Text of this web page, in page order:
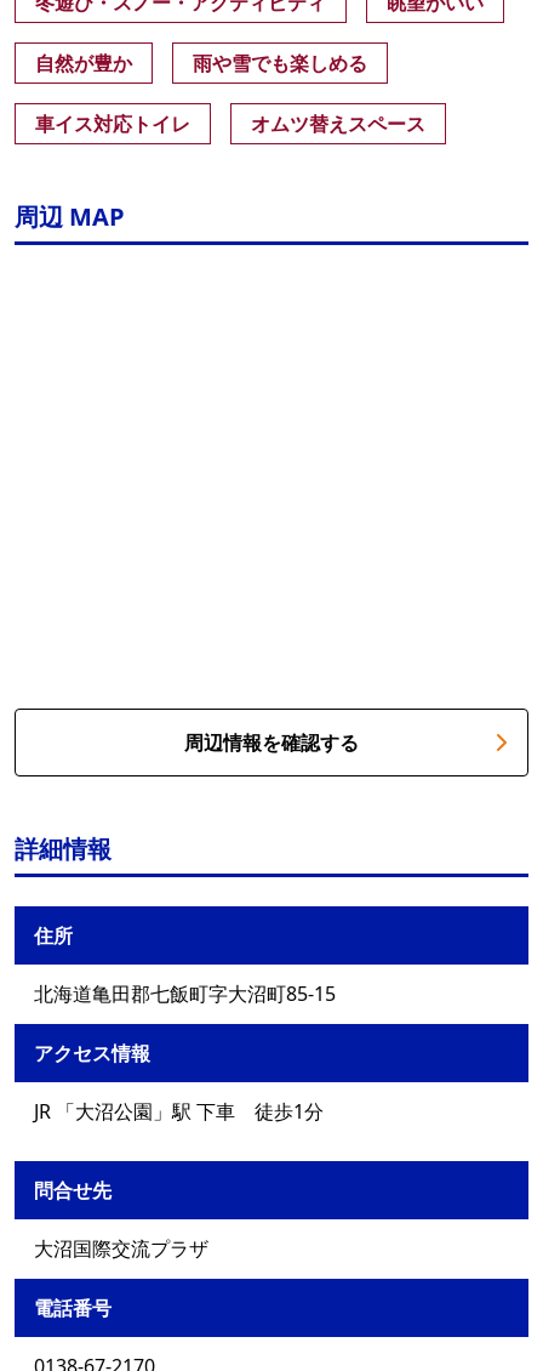
自然が豊か 雨や雪でも楽しめる
車イス対応トイレ オムツ替えスペース
周辺 MAP
周辺情報を確認する
詳細情報
住所
北海道亀田郡七飯町字大沼町85-15
アクセス情報
JR 「大沼公園」駅 下車 徒歩1分
問合せ先
大沼国際交流プラザ
電話番号